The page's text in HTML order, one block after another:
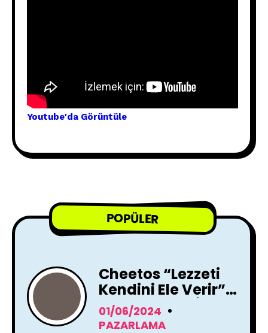
Youtube'da Görüntüle
POPÜLER
Cheetos “Lezzeti
Kendini Ele Verir”
Reklam Filmi İle
Yayında !
01/06/2024
PAZARLAMA